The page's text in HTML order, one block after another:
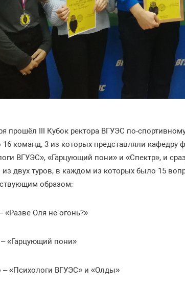
прошёл III Кубок ректора ВГУЭС по-
16 команд, 3 из которых представляли
ВГУЭС», «Гарцующий пони» и «Спектр», и
из двух туров, в каждом из которых было 15
образом:
– «Разве Оля не огонь?»
– «Гарцующий пони»
– «Психологи ВГУЭС» и «Олды»